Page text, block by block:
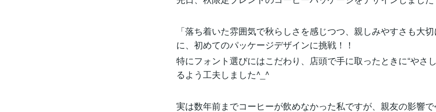
「落ち着いた雰囲気で秋らしさを感じつつ、親しみやすさも大
に、初めてのパッケージデザインに挑戦！！
特にフォント選びにはこだわり、店頭で手に取ったときに“やさ
るよう工夫しました^_^
実は数年前までコーヒーが飲めなかった私ですが、親友の影響で